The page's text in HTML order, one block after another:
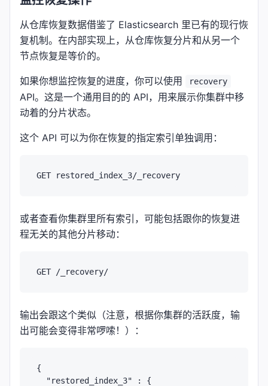
从仓库恢复数据借鉴了 Elasticsearch 里已有的现行恢
复机制。在内部实现上，从仓库恢复分片和从另一个
节点恢复是等价的。
如果你想监控恢复的进度，你可以使用 recovery
API。这是一个通用目的的 API，用来展示你集群中移
动着的分片状态。
这个 API 可以为你在恢复的指定索引单独调用：
或者查看你集群里所有索引，可能包括跟你的恢复进
程无关的其他分片移动：
输出会跟这个类似（注意，根据你集群的活跃度，输
出可能会变得非常啰嗦！）：
{
  "restored_index_3" : {